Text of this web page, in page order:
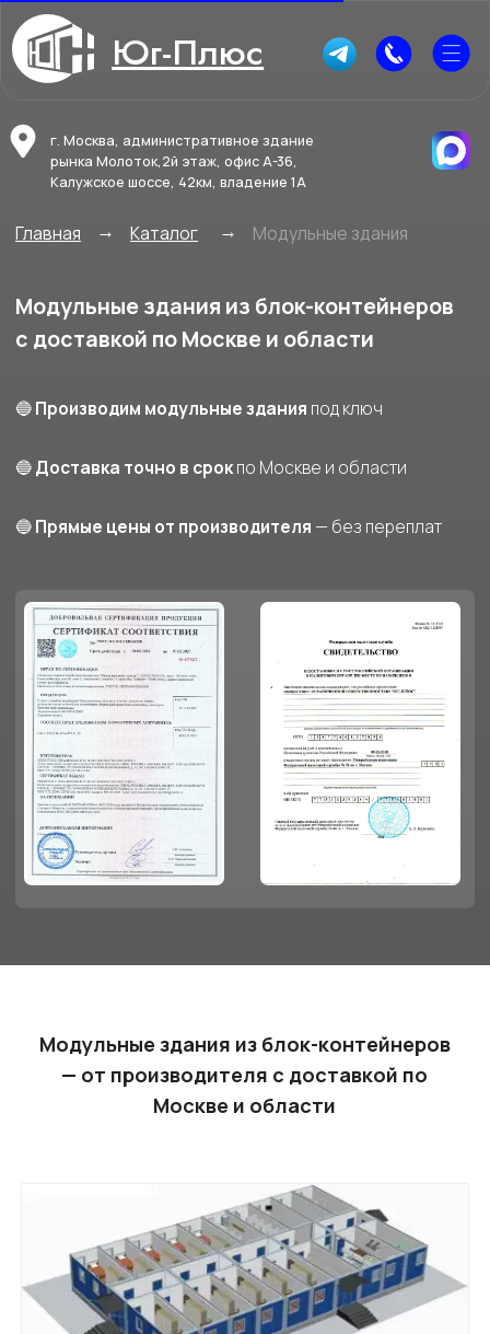
с доставкой по Москве и области
🔵Доставка точно в срокпо Москве и области
Каталог
Главная Модульные здания
→ →
Юг-Плюс
Модульные здания из блок-контейнеров
— от производителя с доставкой по
Москве и области